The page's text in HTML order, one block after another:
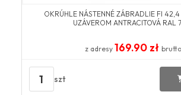
OKRÚHLE NÁSTENNÉ ZÁBRADLIE FI
UZÁVEROM ANTRACITOVÁ RAL
z adresy 169.90 zł brutto
1 szt